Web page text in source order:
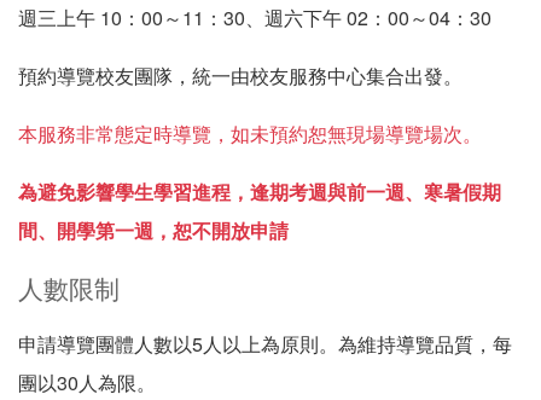
週三上午 10：00～11：30、週六下午 02：00～04：30
預約導覽校友團隊，統一由校友服務中心集合出發。
本服務非常態定時導覽，如未預約恕無現場導覽場次。
為避免影響學生學習進程，逢期考週與前一週、寒暑假期
間、開學第一週，恕不開放申請
人數限制
申請導覽團體人數以5人以上為原則。為維持導覽品質，每
團以30人為限。